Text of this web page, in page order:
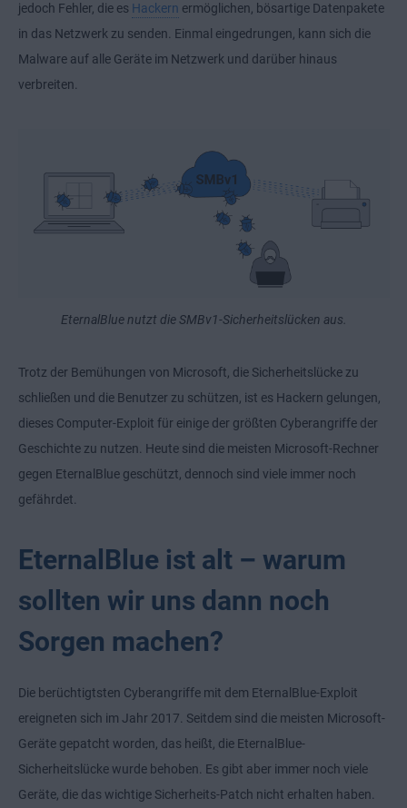
jedoch Fehler, die es Hackern ermöglichen, bösartige Datenpakete
in das Netzwerk zu senden. Einmal eingedrungen, kann sich die
Malware auf alle Geräte im Netzwerk und darüber hinaus
verbreiten.
EternalBlue nutzt die SMBv1-Sicherheitslücken aus.
Trotz der Bemühungen von Microsoft, die Sicherheitslücke zu
schließen und die Benutzer zu schützen, ist es Hackern gelungen,
dieses Computer-Exploit für einige der größten Cyberangriffe der
Geschichte zu nutzen. Heute sind die meisten Microsoft-Rechner
gegen EternalBlue geschützt, dennoch sind viele immer noch
gefährdet.
EternalBlue ist alt – warum
sollten wir uns dann noch
Sorgen machen?
Die berüchtigtsten Cyberangriffe mit dem EternalBlue-Exploit
ereigneten sich im Jahr 2017. Seitdem sind die meisten Microsoft-
Geräte gepatcht worden, das heißt, die EternalBlue-
Sicherheitslücke wurde behoben. Es gibt aber immer noch viele
Geräte, die das wichtige Sicherheits-Patch nicht erhalten haben.